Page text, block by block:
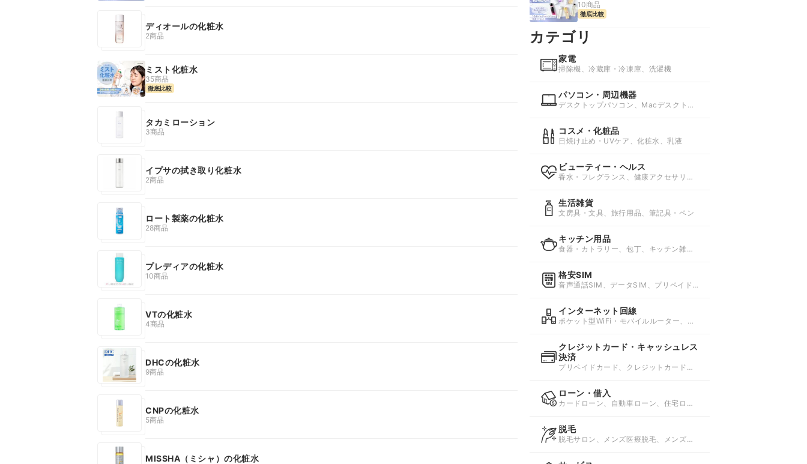
ディオールの化粧水
2商品
ミスト化粧水
35商品
徹底比較
タカミローション
3商品
イプサの拭き取り化粧水
2商品
ロート製薬の化粧水
28商品
プレディアの化粧水
10商品
VTの化粧水
4商品
DHCの化粧水
9商品
CNPの化粧水
5商品
MISSHA（ミシャ）の化粧水
10商品
徹底比較
カテゴリ
家電
掃除機、冷蔵庫・冷凍庫、洗濯機
パソコン・周辺機器
デスクトップパソコン、Macデスクトッ
コスメ・化粧品
日焼け止め・UVケア、化粧水、乳液
ビューティー・ヘルス
香水・フレグランス、健康アクセサリ
生活雑貨
文房具・文具、旅行用品、筆記具・ペン
キッチン用品
食器・カトラリー、包丁、キッチン雑
格安SIM
音声通話SIM、データSIM、プリペイド
インターネット回線
ポケット型WiFi・モバイルルーター、ホ
クレジットカード・キャッシュレス
決済
プリペイドカード、クレジットカード、
ローン・借入
カードローン、自動車ローン、住宅ロー
脱毛
脱毛サロン、メンズ医療脱毛、メンズ脱